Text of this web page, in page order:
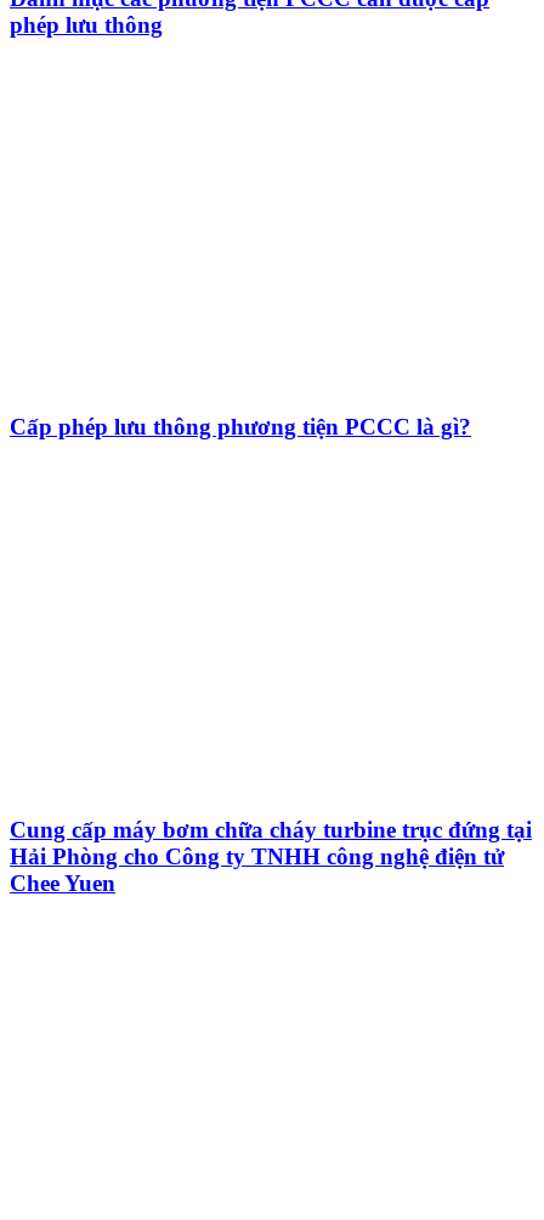
phép lưu thông
Cấp phép lưu thông phương tiện PCCC là gì?
Cung cấp máy bơm chữa cháy turbine trục đứng tại
Hải Phòng cho Công ty TNHH công nghệ điện tử
Chee Yuen